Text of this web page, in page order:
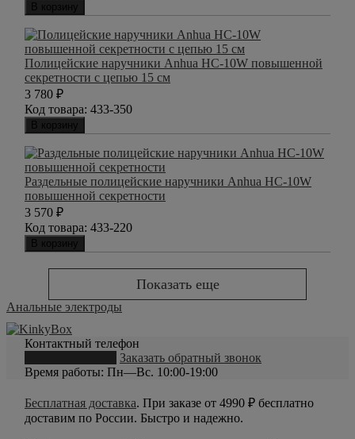
В корзину
Полицейские наручники Anhua HC-10W повышенной
секретности c цепью 15 см
3 780 ₽
Код товара: 433-350
В корзину
Раздельные полицейские наручники Anhua HC-10W
повышенной секретности
3 570 ₽
Код товара: 433-220
В корзину
Показать еще
Анальные электроды
Контактный телефон
Заказать обратный звонок
Время работы: Пн—Вс. 10:00-19:00
Бесплатная доставка. При заказе от 4990 ₽ бесплатно
доставим по России. Быстро и надежно.